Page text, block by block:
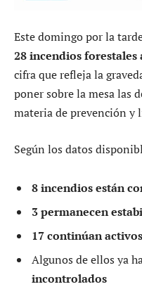
Este domingo por la
28 incendios forestales
cifra que refleja la
poner sobre la mesa las
materia de prevención y
Según los datos
8 incendios están
3 permanecen
17 continúan activos
Algunos de ellos ya
incontrolados